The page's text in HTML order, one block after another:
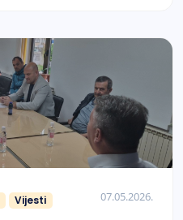
Vijesti 07.05.2026.